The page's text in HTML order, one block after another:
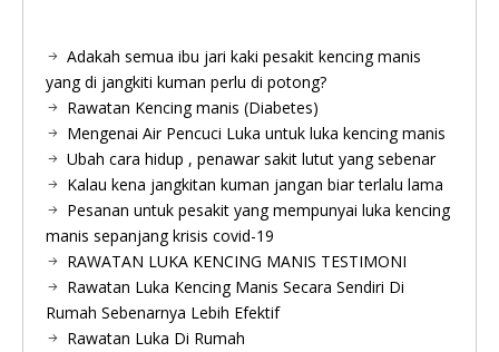
Adakah semua ibu jari kaki pesakit kencing manis
yang di jangkiti kuman perlu di potong?
Rawatan Kencing manis (Diabetes)
Mengenai Air Pencuci Luka untuk luka kencing manis
Ubah cara hidup , penawar sakit lutut yang sebenar
Kalau kena jangkitan kuman jangan biar terlalu lama
Pesanan untuk pesakit yang mempunyai luka kencing
manis sepanjang krisis covid-19
RAWATAN LUKA KENCING MANIS TESTIMONI
Rawatan Luka Kencing Manis Secara Sendiri Di
Rumah Sebenarnya Lebih Efektif
Rawatan Luka Di Rumah